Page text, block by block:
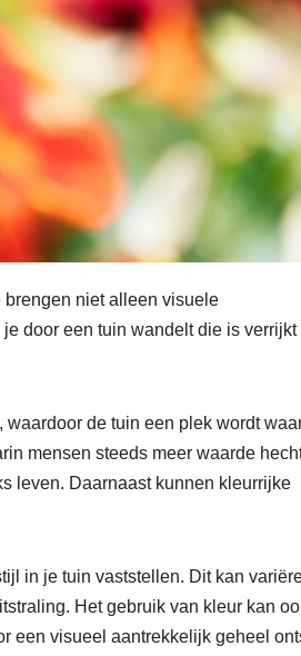
niet alleen visuele
door een tuin wandelt die is verrijkt
de tuin een plek wordt
mensen steeds meer waarde
leven. Daarnaast kunnen kleurrijke
in je tuin vaststellen. Dit kan
Het gebruik van kleur kan
een visueel aantrekkelijk geheel